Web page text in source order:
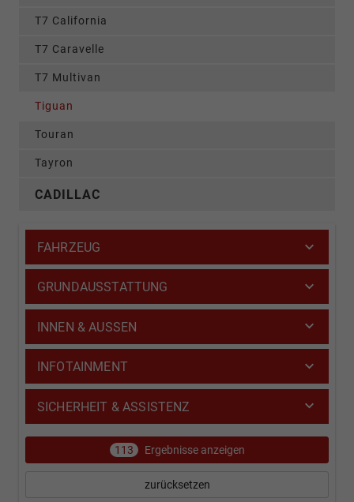
T7 California
T7 Caravelle
T7 Multivan
Tiguan
Touran
Tayron
CADILLAC
FAHRZEUG
GRUNDAUSSTATTUNG
INNEN & AUSSEN
INFOTAINMENT
SICHERHEIT & ASSISTENZ
113 Ergebnisse anzeigen
zurücksetzen